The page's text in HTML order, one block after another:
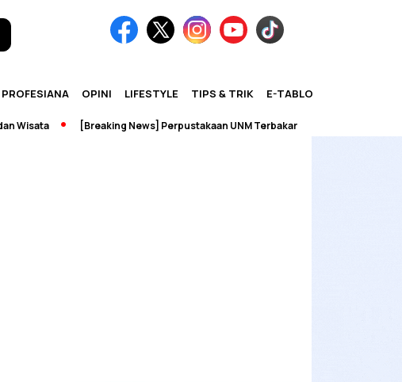
PROFESIANA OPINI LIFESTYLE TIPS & TRIK E-TABLOID
[Breaking News] Perpustakaan UNM Terbakar